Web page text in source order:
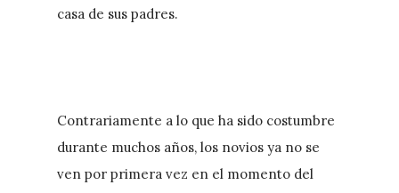
casa de sus padres.
Contrariamente a lo que ha sido costumbre
durante muchos años, los novios ya no se
ven por primera vez en el momento del